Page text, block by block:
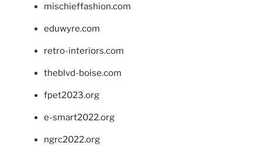
mischieffashion.com
eduwyre.com
retro-interiors.com
theblvd-boise.com
fpet2023.org
e-smart2022.org
ngrc2022.org